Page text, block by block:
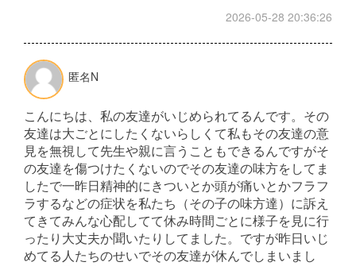
2026-05-28 20:36:26
匿名N
こんにちは、私の友達がいじめられてるんです。その
友達は大ごとにしたくないらしくて私もその友達の意
見を無視して先生や親に言うこともできるんですがそ
の友達を傷つけたくないのでその友達の味方をしてま
したで一昨日精神的にきついとか頭が痛いとかフラフ
ラするなどの症状を私たち（その子の味方達）に訴え
てきてみんな心配してて休み時間ごとに様子を見に行
ったり大丈夫か聞いたりしてました。ですが昨日いじ
めてる人たちのせいでその友達が休んでしまいまし